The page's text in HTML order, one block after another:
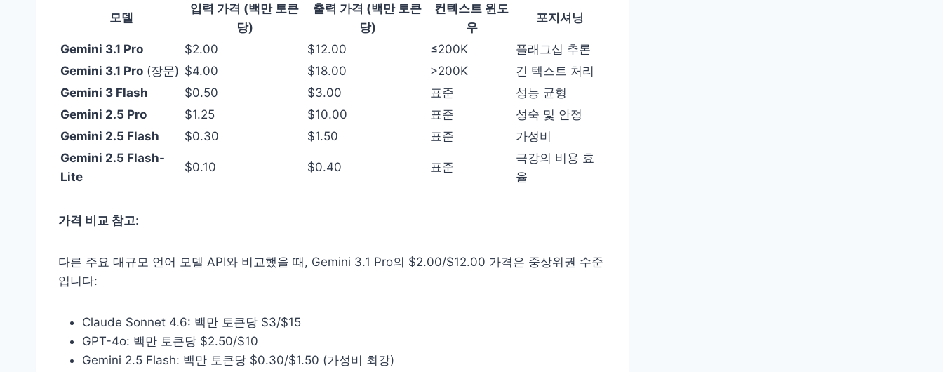
모델
입력 가격 (백만 토큰
당)
출력 가격 (백만 토큰
당)
컨텍스트 윈도
우
포지셔닝
Gemini 3.1 Pro $2.00 $12.00 ≤200K
플래그십 추론
Gemini 3.1 Pro (장문) $4.00 $18.00 >200K
긴 텍스트 처리
Gemini 3 Flash
$0.50 $3.00 표준
성능 균형
Gemini 2.5 Pro
$1.25 $10.00 표준
성숙 및 안정
Gemini 2.5 Flash
$0.30 $1.50 표준
가성비
Gemini 2.5 Flash-
Lite
$0.10 $0.40 표준
극강의 비용 효
율
가격 비교 참고:
다른 주요 대규모 언어 모델 API와 비교했을 때, Gemini 3.1 Pro의 $2.00/$12.00 가격은 중상위권 수준
입니다:
Claude Sonnet 4.6: 백만 토큰당 $3/$15
GPT-4o: 백만 토큰당 $2.50/$10
Gemini 2.5 Flash: 백만 토큰당 $0.30/$1.50 (가성비 최강)